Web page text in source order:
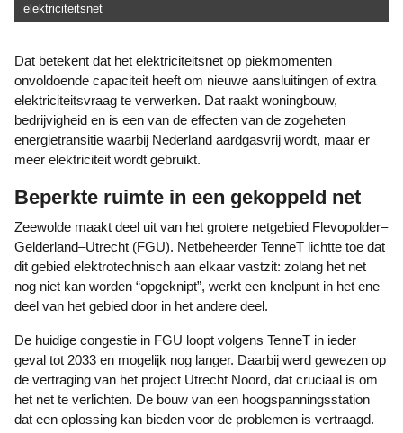
elektriciteitsnet
Dat betekent dat het elektriciteitsnet op piekmomenten
onvoldoende capaciteit heeft om nieuwe aansluitingen of extra
elektriciteitsvraag te verwerken. Dat raakt woningbouw,
bedrijvigheid en is een van de effecten van de zogeheten
energietransitie waarbij Nederland aardgasvrij wordt, maar er
meer elektriciteit wordt gebruikt.
Beperkte ruimte in een gekoppeld net
Zeewolde maakt deel uit van het grotere netgebied Flevopolder–
Gelderland–Utrecht (FGU). Netbeheerder TenneT lichtte toe dat
dit gebied elektrotechnisch aan elkaar vastzit: zolang het net
nog niet kan worden “opgeknipt”, werkt een knelpunt in het ene
deel van het gebied door in het andere deel.
De huidige congestie in FGU loopt volgens TenneT in ieder
geval tot 2033 en mogelijk nog langer. Daarbij werd gewezen op
de vertraging van het project Utrecht Noord, dat cruciaal is om
het net te verlichten. De bouw van een hoogspanningsstation
dat een oplossing kan bieden voor de problemen is vertraagd.